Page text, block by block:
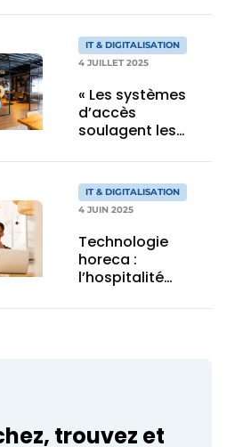
IT & DIGITALISATION
4 JUILLET 2025
« Les systèmes
d’accès
soulagent les
équipes hôtelières
»IT & DIGITALISATION
4 JUIN 2025
Technologie
horeca :
l’hospitalité
l’IA
trouvez et